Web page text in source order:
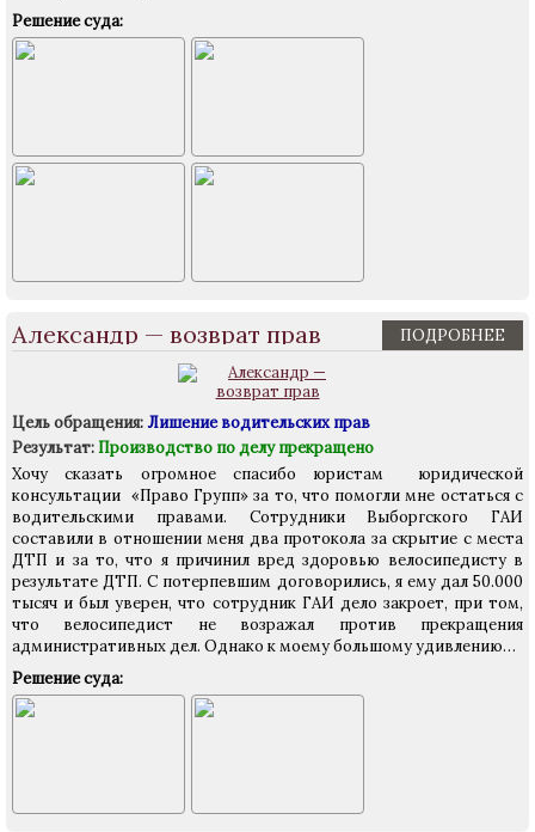
Решение суда:
Александр — возврат прав ПОДРОБНЕЕ
Цель обращения:Лишение водительских прав
Результат:Производство по делу прекращено
Хочу сказать огромное спасибо юристам юридической
консультации «Право Групп» за то, что помогли мне остаться с
водительскими правами. Сотрудники Выборгского ГАИ
составили в отношении меня два протокола за скрытие с места
ДТП и за то, что я причинил вред здоровью велосипедисту в
результате ДТП. С потерпевшим договорились, я ему дал 50.000
тысяч и был уверен, что сотрудник ГАИ дело закроет, при том,
что велосипедист не возражал против прекращения
административных дел. Однако к моему большому удивлению…
Решение суда: